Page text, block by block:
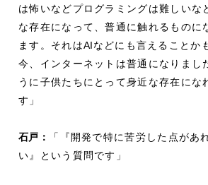
は怖いなどプログラミングは難しいな
な存在になって、普通に触れるものに
ます。それはAIなどにも言えることか
今、インターネットは普通になりまし
うに子供たちにとって身近な存在にな
す」
石戸：
「『開発で特に苦労した点があ
い』という質問です」